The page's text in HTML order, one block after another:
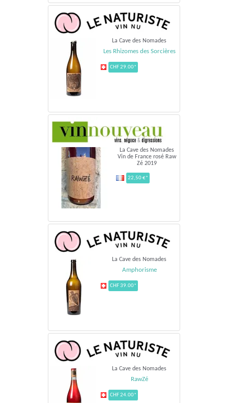
La Cave des Nomades
Les Rhizomes des Sorcières
CHF 29.00*
La Cave des Nomades
Vin de France rosé Raw
Zé 2019
22,50 €*
La Cave des Nomades
Amphorisme
CHF 39.00*
La Cave des Nomades
RawZé
CHF 24.00*